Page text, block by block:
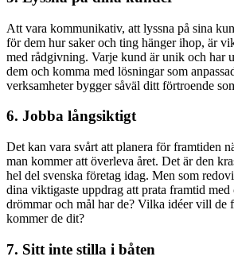
Att vara kommunikativ, att lyssna på sina
för dem hur saker och ting hänger ihop, är
med rådgivning. Varje kund är unik och har
dem och komma med lösningar som
verksamheter bygger såväl ditt förtroende
6. Jobba långsiktigt
Det kan vara svårt att planera för framtiden
man kommer att överleva året. Det är den
hel del svenska företag idag. Men som
dina viktigaste uppdrag att prata framtid
drömmar och mål har de? Vilka idéer vill de
kommer de dit?
7. Sitt inte stilla i båten